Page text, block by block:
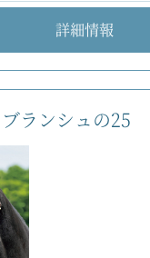
詳細情報
ランシュの25